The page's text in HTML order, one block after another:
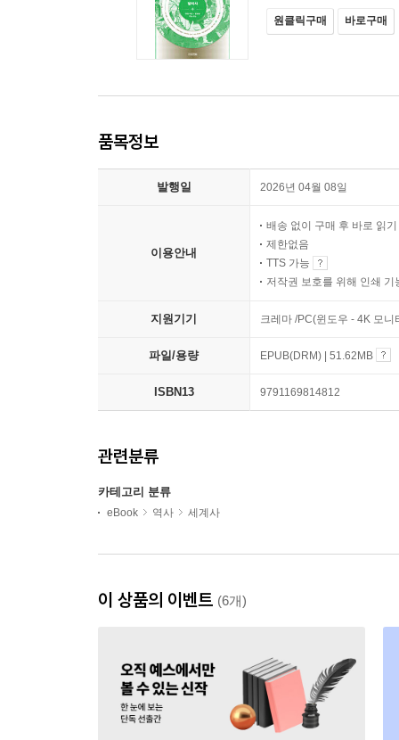
원클릭구매 바로구매
품목정보
발행일 2026년 04월 08일
이용안내
배송 없이 구매 후 바로 읽기
제한없음
TTS 가능
저작권 보호를 위해 인쇄 기
지원기기 크레마 /PC(윈도우 - 4K 모
파일/용량 EPUB(DRM) | 51.62MB
ISBN13 9791169814812
관련분류
카테고리 분류
eBook 역사 세계사
이 상품의 이벤트 (6개)